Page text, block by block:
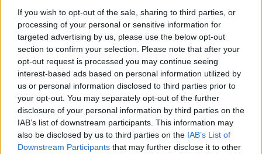
If you wish to opt-out of the sale, sharing to third parties, or
processing of your personal or sensitive information for
targeted advertising by us, please use the below opt-out
section to confirm your selection. Please note that after your
opt-out request is processed you may continue seeing
interest-based ads based on personal information utilized by
us or personal information disclosed to third parties prior to
your opt-out. You may separately opt-out of the further
disclosure of your personal information by third parties on the
IAB’s list of downstream participants. This information may
also be disclosed by us to third parties on the IAB’s List of
Downstream Participants that may further disclose it to other
Изкуствен интелект за първи път
създаде нови жизнеспособни вируси
07.08.2026 / 15:30